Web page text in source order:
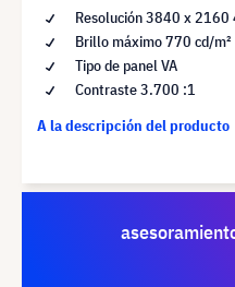
Resolución 3840 x 2160
Brillo máximo 770 cd/m²
Tipo de panel VA
Contraste 3.700 :1
A la descripción del producto